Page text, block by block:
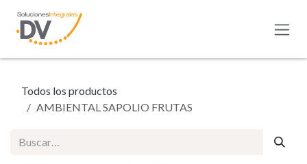
Todos los productos
AMBIENTAL SAPOLIO FRUTAS